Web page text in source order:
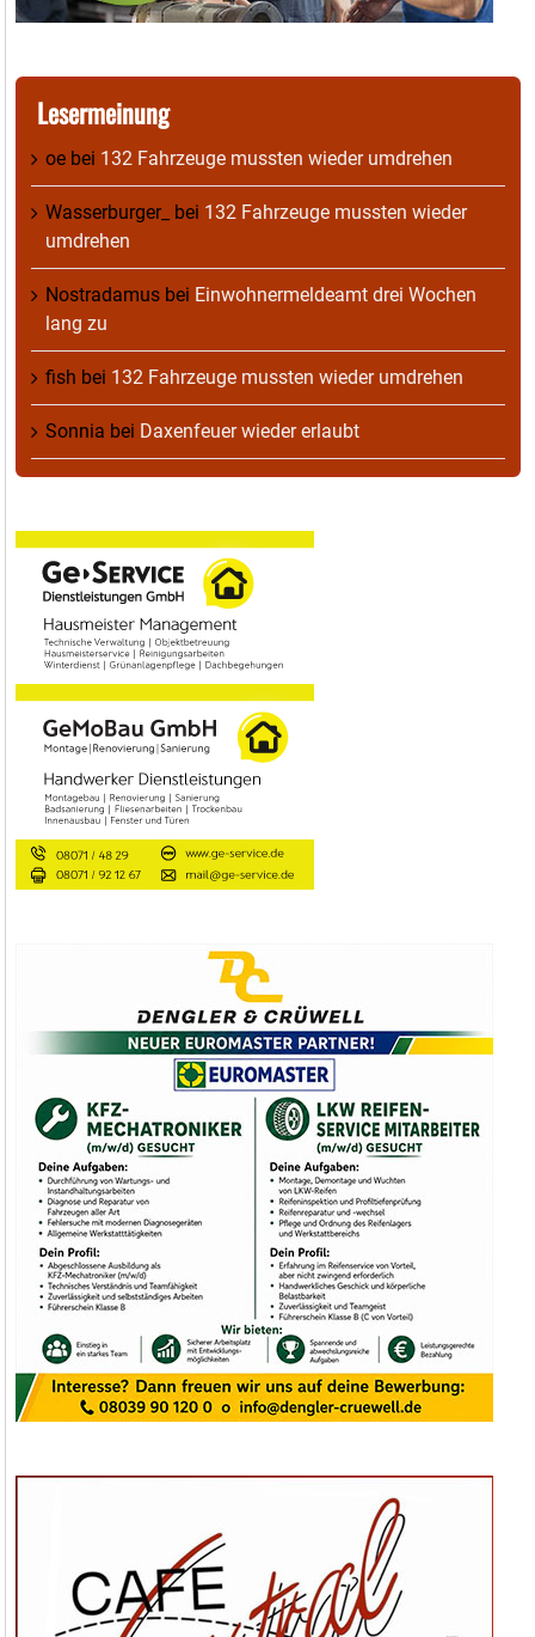
Lesermeinung
oe bei 132 Fahrzeuge mussten wieder umdrehen
Wasserburger_ bei 132 Fahrzeuge mussten wieder
umdrehen
Nostradamus bei Einwohnermeldeamt drei Wochen
lang zu
fish bei 132 Fahrzeuge mussten wieder umdrehen
Sonnia bei Daxenfeuer wieder erlaubt